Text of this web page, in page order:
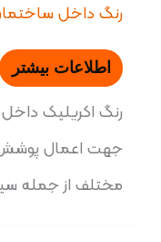
رنگ داخل
اطلاعات بیشتر
رنگ اکریلیک
جهت اعمال پوشش
مختلف از جمله